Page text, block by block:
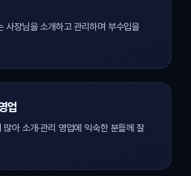
사장님을 소개하고 관리하며 부수입을
업
많아 소개·관리 영업에 익숙한 분들께 잘